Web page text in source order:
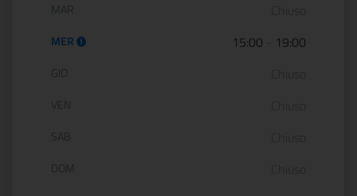
MAR
MER 15:00 19:00
GIO
VEN
SAB
DOM